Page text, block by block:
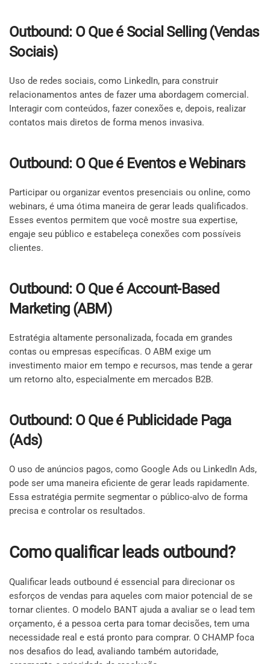
Outbound: O Que é Social Selling (Vendas
Sociais)
Uso de redes sociais, como LinkedIn, para construir
relacionamentos antes de fazer uma abordagem comercial.
Interagir com conteúdos, fazer conexões e, depois, realizar
contatos mais diretos de forma menos invasiva.
Outbound: O Que é Eventos e Webinars
Participar ou organizar eventos presenciais ou online, como
webinars, é uma ótima maneira de gerar leads qualificados.
Esses eventos permitem que você mostre sua expertise,
engaje seu público e estabeleça conexões com possíveis
clientes.
Outbound: O Que é Account-Based
Marketing (ABM)
Estratégia altamente personalizada, focada em grandes
contas ou empresas específicas. O ABM exige um
investimento maior em tempo e recursos, mas tende a gerar
um retorno alto, especialmente em mercados B2B.
Outbound: O Que é Publicidade Paga
(Ads)
O uso de anúncios pagos, como Google Ads ou LinkedIn Ads,
pode ser uma maneira eficiente de gerar leads rapidamente.
Essa estratégia permite segmentar o público-alvo de forma
precisa e controlar os resultados.
Como qualificar leads outbound?
Qualificar leads outbound é essencial para direcionar os
esforços de vendas para aqueles com maior potencial de se
tornar clientes. O modelo BANT ajuda a avaliar se o lead tem
orçamento, é a pessoa certa para tomar decisões, tem uma
necessidade real e está pronto para comprar. O CHAMP foca
nos desafios do lead, avaliando também autoridade,